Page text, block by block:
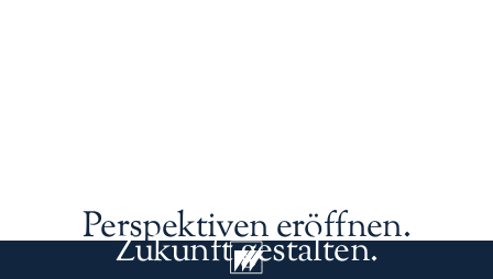
Perspektiven eröffnen.
Zukunft gestalten.